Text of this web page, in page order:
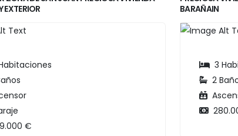
EXTERIOR
€
BARAÑAIN
3
2